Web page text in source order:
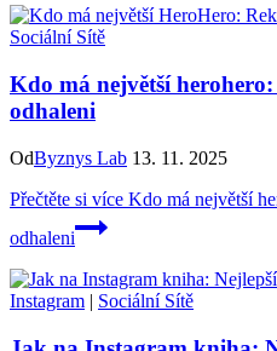
Sociální Sítě
Kdo má největší
odhaleni
OdByznys Lab 13. 11. 2025
Přečtěte si více Kdo má největší
odhaleni
Instagram | Sociální Sítě